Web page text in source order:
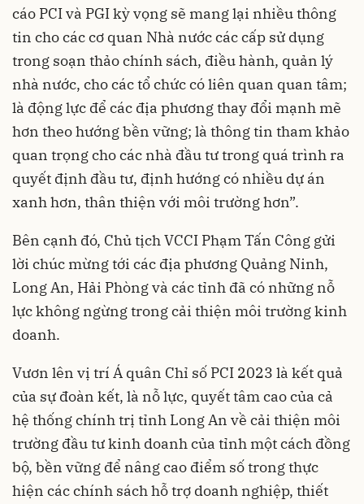
cáo PCI và PGI kỳ vọng sẽ mang lại nhiều thông
tin cho các cơ quan Nhà nước các cấp sử dụng
trong soạn thảo chính sách, điều hành, quản lý
nhà nước, cho các tổ chức có liên quan quan tâm;
là động lực để các địa phương thay đổi mạnh mẽ
hơn theo hướng bền vững; là thông tin tham khảo
quan trọng cho các nhà đầu tư trong quá trình ra
quyết định đầu tư, định hướng có nhiều dự án
xanh hơn, thân thiện với môi trường hơn”.
Bên cạnh đó, Chủ tịch VCCI Phạm Tấn Công gửi
lời chúc mừng tới các địa phương Quảng Ninh,
Long An, Hải Phòng và các tỉnh đã có những nỗ
lực không ngừng trong cải thiện môi trường kinh
doanh.
Vươn lên vị trí Á quân Chỉ số PCI 2023 là kết quả
của sự đoàn kết, là nỗ lực, quyết tâm cao của cả
hệ thống chính trị tỉnh Long An về cải thiện môi
trường đầu tư kinh doanh của tỉnh một cách đồng
bộ, bền vững để nâng cao điểm số trong thực
hiện các chính sách hỗ trợ doanh nghiệp, thiết